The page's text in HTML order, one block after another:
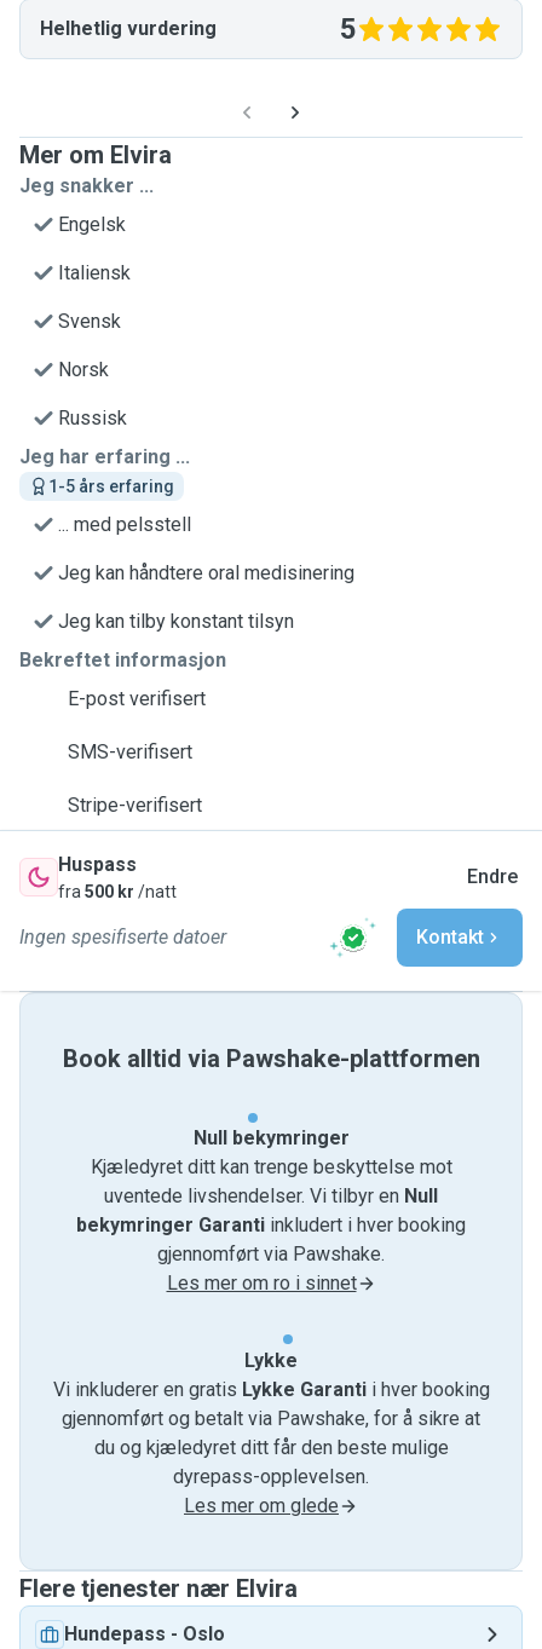
Helhetlig vurdering 5
Mer om Elvira
Jeg snakker ...
Engelsk
Italiensk
Svensk
Norsk
Russisk
Jeg har erfaring ...
1-5 års erfaring
... med pelsstell
Jeg kan håndtere oral medisinering
Jeg kan tilby konstant tilsyn
Bekreftet informasjon
E-post verifisert
SMS-verifisert
Stripe-verifisert
Huspass
fra 500 kr /natt
Endre
Ingen spesifiserte datoer Kontakt
Book alltid via Pawshake-plattformen
Null bekymringer
Kjæledyret ditt kan trenge beskyttelse mot
uventede livshendelser. Vi tilbyr en Null
bekymringer Garanti inkludert i hver booking
gjennomført via Pawshake.
Les mer om ro i sinnet
Lykke
Vi inkluderer en gratis Lykke Garantii hver booking
gjennomført og betalt via Pawshake, for å sikre at
du og kjæledyret ditt får den beste mulige
dyrepass-opplevelsen.
Les mer om glede
Flere tjenester nær Elvira
Hundepass - Oslo